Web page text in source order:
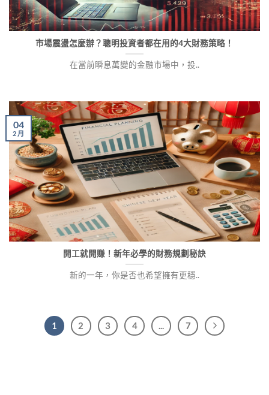
市場震盪怎麼辦？聰明投資者都在用的4大財務策略！
在當前瞬息萬變的金融市場中，投..
開工就開賺！新年必學的財務規劃秘訣
新的一年，你是否也希望擁有更穩..
04
2 月
1 2 3 4 7